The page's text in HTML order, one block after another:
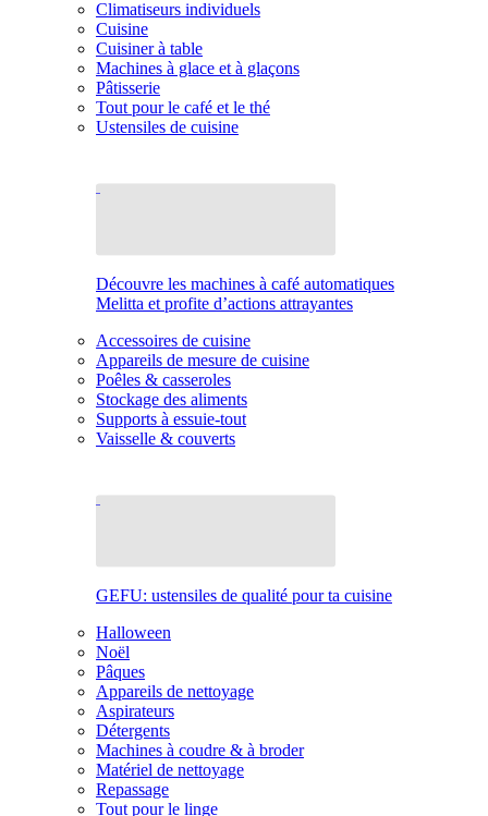
Climatiseurs individuels
Cuisine
Cuisiner à table
Machines à glace et à glaçons
Pâtisserie
Tout pour le café et le thé
Ustensiles de cuisine
Découvre les machines à café automatiques
Melitta et profite d’actions attrayantes
Accessoires de cuisine
Appareils de mesure de cuisine
Poêles & casseroles
Stockage des aliments
Supports à essuie-tout
Vaisselle & couverts
GEFU: ustensiles de qualité pour ta cuisine
Halloween
Noël
Pâques
Appareils de nettoyage
Aspirateurs
Détergents
Machines à coudre & à broder
Matériel de nettoyage
Repassage
Tout pour le linge